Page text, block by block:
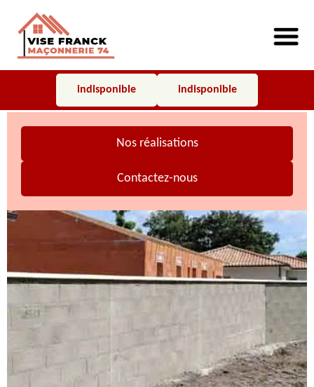
indisponible indisponible
Nos réalisations
Contactez-nous